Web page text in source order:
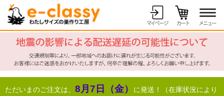
ただいまのご注文は、 8月7日（金）
に発送！（在庫状況により